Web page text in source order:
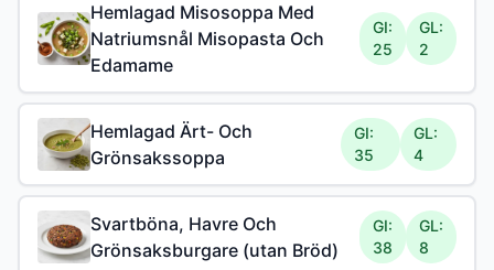
Hemlagad Misosoppa Med
Natriumsnål Misopasta Och
Edamame
GI:
25
GL:
2
Hemlagad Ärt- Och
Grönsakssoppa
GI:
35
GL:
4
Svartböna, Havre Och
Grönsaksburgare (utan Bröd)
GI:
38
GL:
8